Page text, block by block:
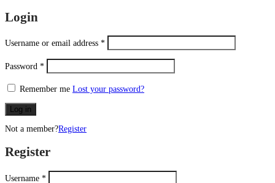
Login
Username or email address *
Password *
Remember me Lost your password?
Log in
Not a member?Register
Register
Username *